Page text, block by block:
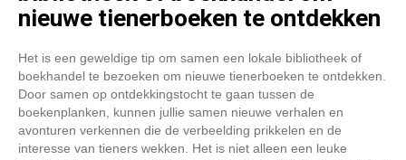
nieuwe tienerboeken te ontdekken
Het is een geweldige tip om samen een lokale bibliotheek of
boekhandel te bezoeken om nieuwe tienerboeken te ontdekken.
Door samen op ontdekkingstocht te gaan tussen de
boekenplanken, kunnen jullie samen nieuwe verhalen en
avonturen verkennen die de verbeelding prikkelen en de
interesse van tieners wekken. Het is niet alleen een leuke